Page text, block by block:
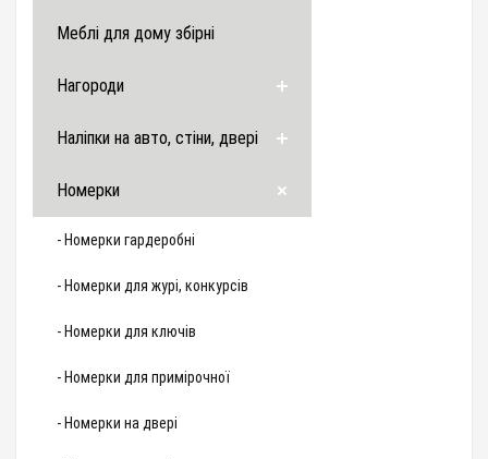
Меблі для дому збірні
Нагороди
Наліпки на авто, стіни, двері
Номерки
- Номерки гардеробні
- Номерки для журі, конкурсів
- Номерки для ключів
- Номерки для примірочної
- Номерки на двері